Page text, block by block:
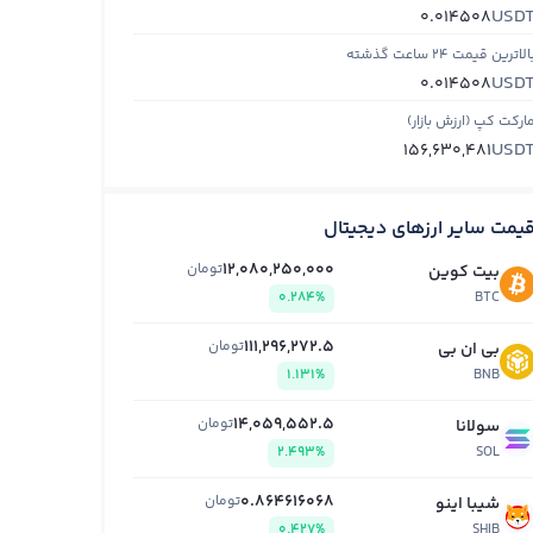
0.014508
قیمت ۲۴ ساعت گذشته
0.014508
مارکت کپ (ارزش بازار)
156,630,481
قیمت سایر ارزهای دیجیتال
بیت کوین
BTC
12,080,250,000تومان
0.284%
بی ان بی
BNB
111,296,272.5تومان
1.131%
سولانا
SOL
14,059,552.5تومان
2.493%
شیبا اینو 0.864616068تومان